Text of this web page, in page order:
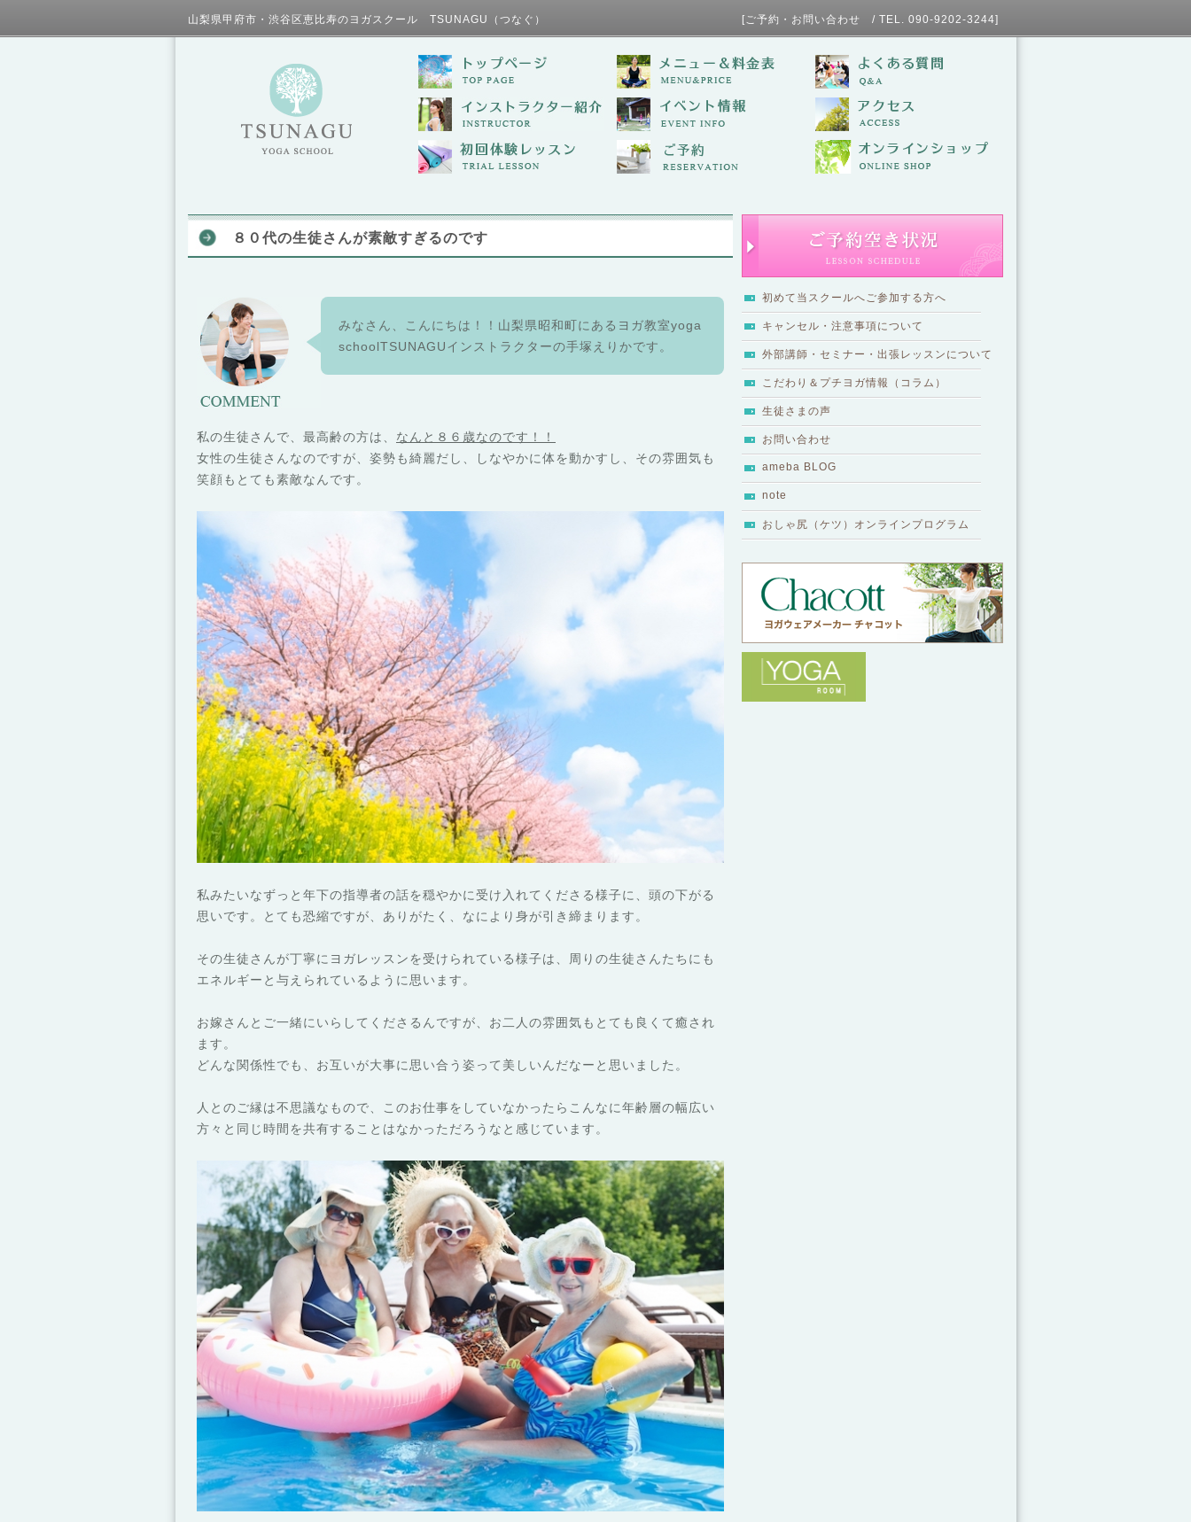
山梨県甲府市・渋谷区恵比寿のヨガスクール TSUNAGU（つなぐ） [ご予約・お問い合わせ / TEL. 090-9202-3244]
初めて当スクールへご参加する方へ
キャンセル・注意事項について
外部講師・セミナー・出張レッスンについて
こだわり＆プチヨガ情報（コラム）
生徒さまの声
お問い合わせ
ameba BLOG
note
おしゃ尻（ケツ）オンラインプログラム
８０代の生徒さんが素敵すぎるのです
みなさん、こんにちは！！山梨県昭和町にあるヨガ教室yoga
schoolTSUNAGUインストラクターの手塚えりかです。
私の生徒さんで、最高齢の方は、 なんと８６歳なのです！！
女性の生徒さんなのですが、姿勢も綺麗だし、しなやかに体を動かすし、その雰囲気も
笑顔もとても素敵なんです。
私みたいなずっと年下の指導者の話を穏やかに受け入れてくださる様子に、頭の下がる
思いです。とても恐縮ですが、ありがたく、なにより身が引き締まります。
その生徒さんが丁寧にヨガレッスンを受けられている様子は、周りの生徒さんたちにも
エネルギーと与えられているように思います。
お嫁さんとご一緒にいらしてくださるんですが、お二人の雰囲気もとても良くて癒され
ます。
どんな関係性でも、お互いが大事に思い合う姿って美しいんだなーと思いました。
人とのご縁は不思議なもので、このお仕事をしていなかったらこんなに年齢層の幅広い
方々と同じ時間を共有することはなかっただろうなと感じています。